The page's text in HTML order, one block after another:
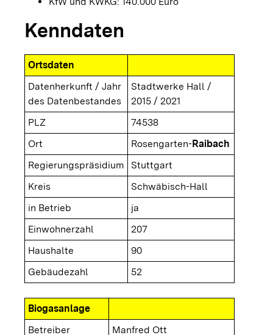
Kenndaten
Ortsdaten
Datenherkunft / Jahr
des Datenbestandes
Stadtwerke Hall /
2015 / 2021
PLZ
74538
Ort
Rosengarten-Raibach
Regierungspräsidium
Stuttgart
Kreis
Schwäbisch-Hall
in Betrieb
ja
Einwohnerzahl
207
Haushalte
90
Gebäudezahl
52
Biogasanlage
Betreiber
Manfred Ott